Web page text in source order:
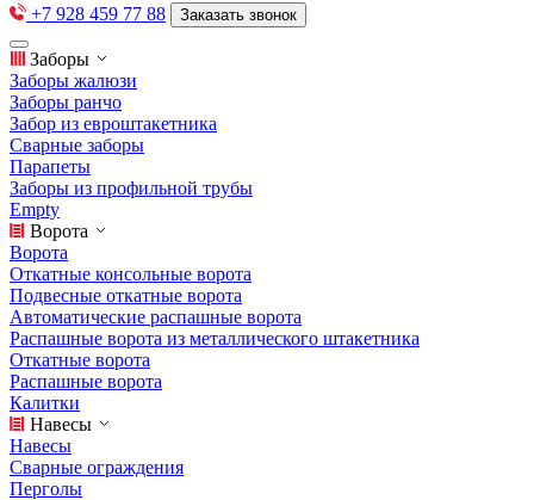
+7 928 459 77 88 Заказать звонок
Заборы
Заборы жалюзи
Заборы ранчо
Забор из евроштакетника
Сварные заборы
Парапеты
Заборы из профильной трубы
Empty
Ворота
Ворота
Откатные консольные ворота
Подвесные откатные ворота
Автоматические распашные ворота
Распашные ворота из металлического штакетника
Откатные ворота
Распашные ворота
Калитки
Навесы
Навесы
Сварные ограждения
Перголы